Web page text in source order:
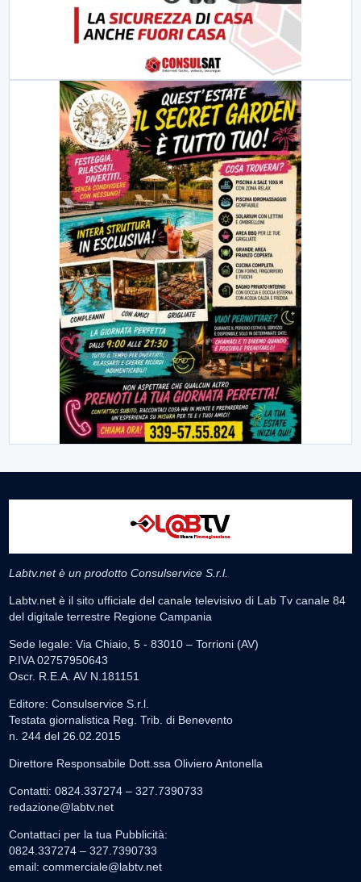
Labtv.net è un prodotto Consulservice S.r.l.
Labtv.net è il sito ufficiale del canale televisivo di Lab Tv canale 84
del digitale terrestre Regione Campania
Sede legale: Via Chiaio, 5 - 83010 – Torrioni (AV)
P.IVA 02757950643
Oscr. R.E.A. AV N.181151
Editore: Consulservice S.r.l.
Testata giornalistica Reg. Trib. di Benevento
n. 244 del 26.02.2015
Direttore Responsabile Dott.ssa Oliviero Antonella
Contatti: 0824.337274 – 327.7390733
redazione@labtv.net
Contattaci per la tua Pubblicità:
0824.337274 – 327.7390733
email: commerciale@labtv.net